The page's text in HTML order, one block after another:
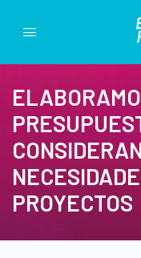
PROYECTOS